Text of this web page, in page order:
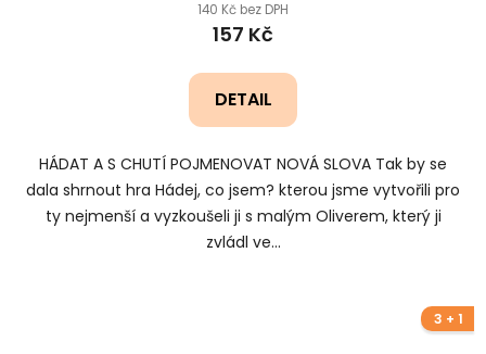
140 Kč bez DPH
157 Kč
DETAIL
HÁDAT A S CHUTÍ POJMENOVAT NOVÁ SLOVA Tak by se
dala shrnout hra Hádej, co jsem? kterou jsme vytvořili pro
ty nejmenší a vyzkoušeli ji s malým Oliverem, který ji
zvládl ve...
3 + 1